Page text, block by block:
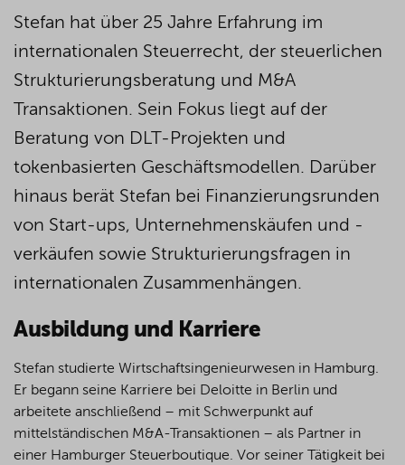
Stefan hat über 25 Jahre Erfahrung im
internationalen Steuerrecht, der steuerlichen
Strukturierungsberatung und M&A
Transaktionen. Sein Fokus liegt auf der
Beratung von DLT-Projekten und
tokenbasierten Geschäftsmodellen. Darüber
hinaus berät Stefan bei Finanzierungsrunden
von Start-ups, Unternehmenskäufen und -
verkäufen sowie Strukturierungsfragen in
internationalen Zusammenhängen.
Ausbildung und Karriere
Stefan studierte Wirtschaftsingenieurwesen in Hamburg.
Er begann seine Karriere bei Deloitte in Berlin und
arbeitete anschließend – mit Schwerpunkt auf
mittelständischen M&A-Transaktionen – als Partner in
einer Hamburger Steuerboutique. Vor seiner Tätigkeit bei